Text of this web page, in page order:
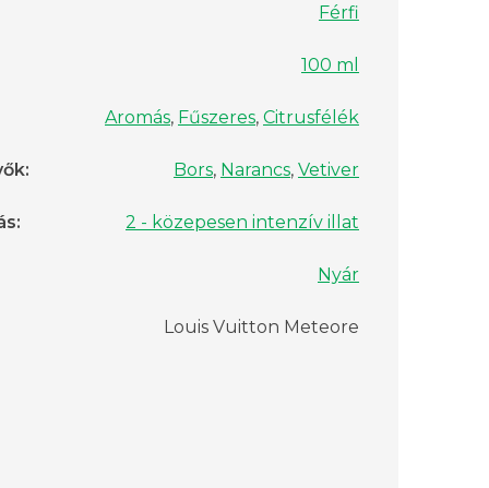
Férfi
100 ml
Aromás, Fűszeres, Citrusfélék
: Bors, Narancs, Vetiver
: 2 - közepesen intenzív illat
Nyár
Louis Vuitton Meteore